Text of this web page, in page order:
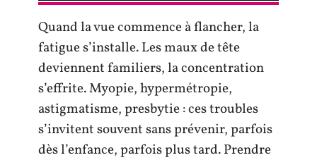
Quand la vue commence à flancher, la
fatigue s’installe. Les maux de tête
deviennent familiers, la concentration
s’effrite. Myopie, hypermétropie,
astigmatisme, presbytie : ces troubles
s’invitent souvent sans prévenir, parfois
dès l’enfance, parfois plus tard. Prendre